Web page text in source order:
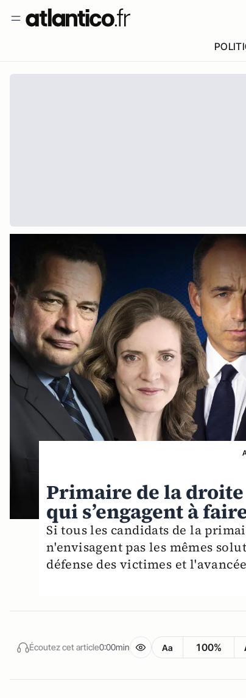
Primaire de la
qui s’engagent à
Si tous les candidats de la
n'envisagent pas les mêmes
défense des victimes et
Écoutez cet article0:00min Aa 100%